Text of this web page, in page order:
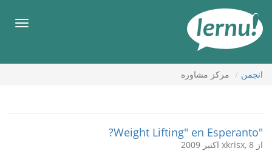
محتوا
انجمن مركز مشاوره
"Weight Lifting" en Esperanto?
از xkrisx, 8 اکتبر 2009